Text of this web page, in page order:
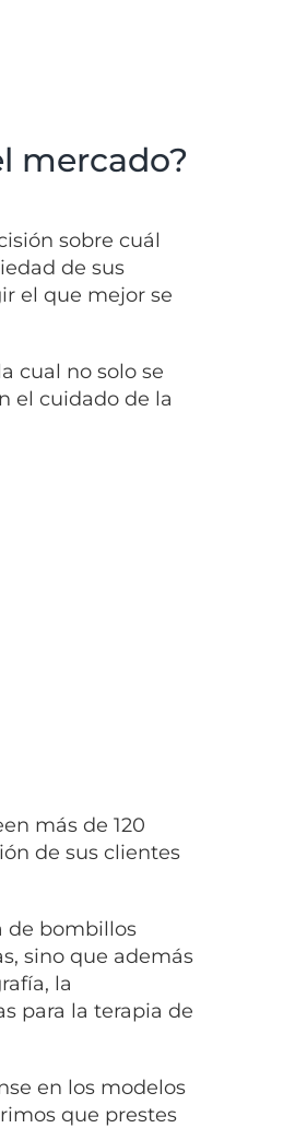
mercado?
sobre cuál
de sus
el que mejor se
cual no solo se
el cuidado de la
más de 120
de sus clientes
de bombillos
sino que además
la
para la terapia de
en los modelos
que prestes